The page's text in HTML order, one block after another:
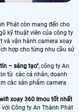
Phát còn mang đến cho
kỹ thuật viên của công ty
và vận hành camera xoay
hợp cho từng nhu cầu sử
– sáng tạo", công ty An
từ các cá nhân, doanh
các sản phẩm camera
xoay 360 Imou tốt nhất
Công ty An Thành Phát